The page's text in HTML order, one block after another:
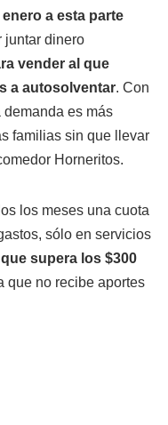
a esta parte
juntar dinero
vender al que
a autosolventar. Con
demanda es más
familias sin que llevar
Horneritos.
los meses una cuota
sólo en servicios
supera los $300
que no recibe aportes